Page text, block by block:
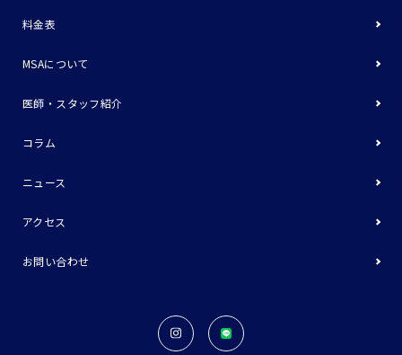
料金表
MSAについて
医師・スタッフ紹介
コラム
ニュース
アクセス
お問い合わせ